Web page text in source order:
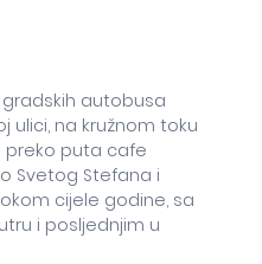
autobusa
ulici, na kružnom toku
preko puta cafe
Svetog Stefana i
cijele godine, sa
i posljednjim u